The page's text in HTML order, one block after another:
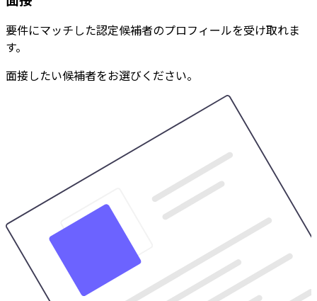
要件にマッチした認定候補者のプロフィールを受け取れま
す。
面接したい候補者をお選びください。